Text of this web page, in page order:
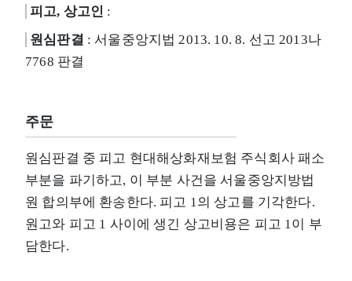
피고, 상고인 :
원심판결 : 서울중앙지법 2013. 10. 8. 선고 2013나
7768 판결
주문
원심판결 중 피고 현대해상화재보험 주식회사 패소
부분을 파기하고, 이 부분 사건을 서울중앙지방법
원 합의부에 환송한다. 피고 1의 상고를 기각한다.
원고와 피고 1 사이에 생긴 상고비용은 피고 1이 부
담한다.